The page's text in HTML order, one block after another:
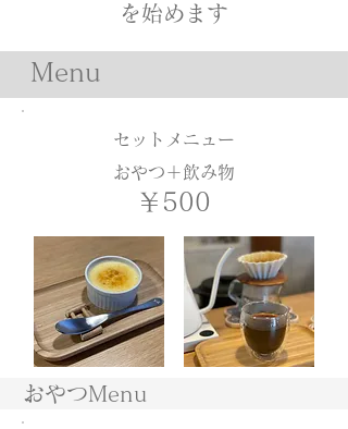
を始めます
Menu
セットメニュー
​おやつ＋飲み物
￥500
おやつMenu